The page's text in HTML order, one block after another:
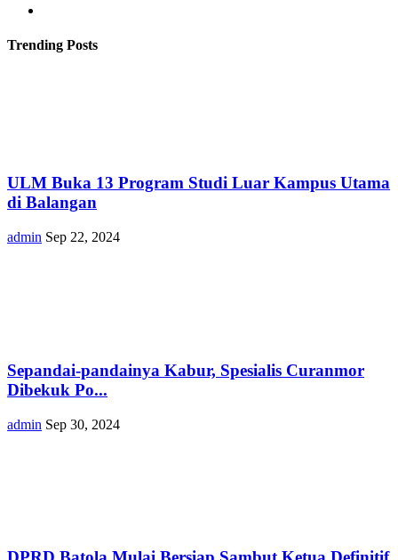
Trending Posts
ULM Buka 13 Program Studi Luar Kampus Utama
di Balangan
admin Sep 22, 2024
Sepandai-pandainya Kabur, Spesialis Curanmor
Dibekuk Po...
admin Sep 30, 2024